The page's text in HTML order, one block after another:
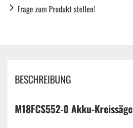
Frage zum Produkt stellen!
BESCHREIBUNG
M18FCS552-0 Akku-Kreissäge